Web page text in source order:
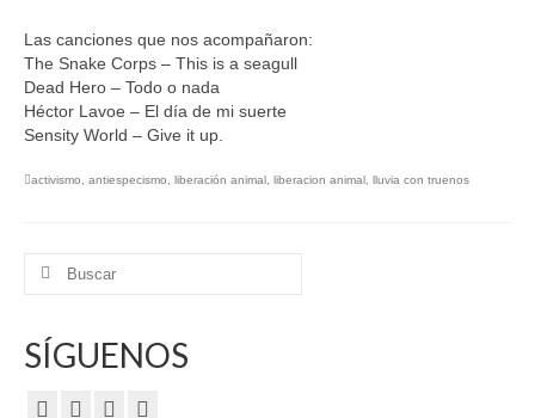
Las canciones que nos acompañaron:
The Snake Corps – This is a seagull
Dead Hero – Todo o nada
Héctor Lavoe – El día de mi suerte
Sensity World – Give it up.
activismo antiespecismo liberación animal liberacion animal lluvia con truenos
Buscar
SÍGUENOS